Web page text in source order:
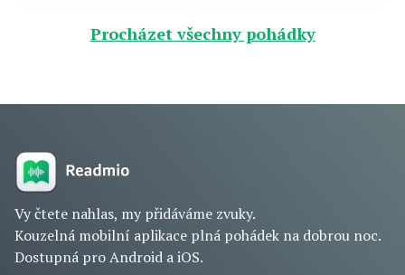
Procházet všechny pohádky
Vy čtete nahlas, my přidáváme zvuky.
Kouzelná mobilní aplikace plná pohádek na dobrou noc.
Dostupná pro Android a iOS.